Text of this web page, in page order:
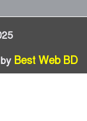
Best Web BD